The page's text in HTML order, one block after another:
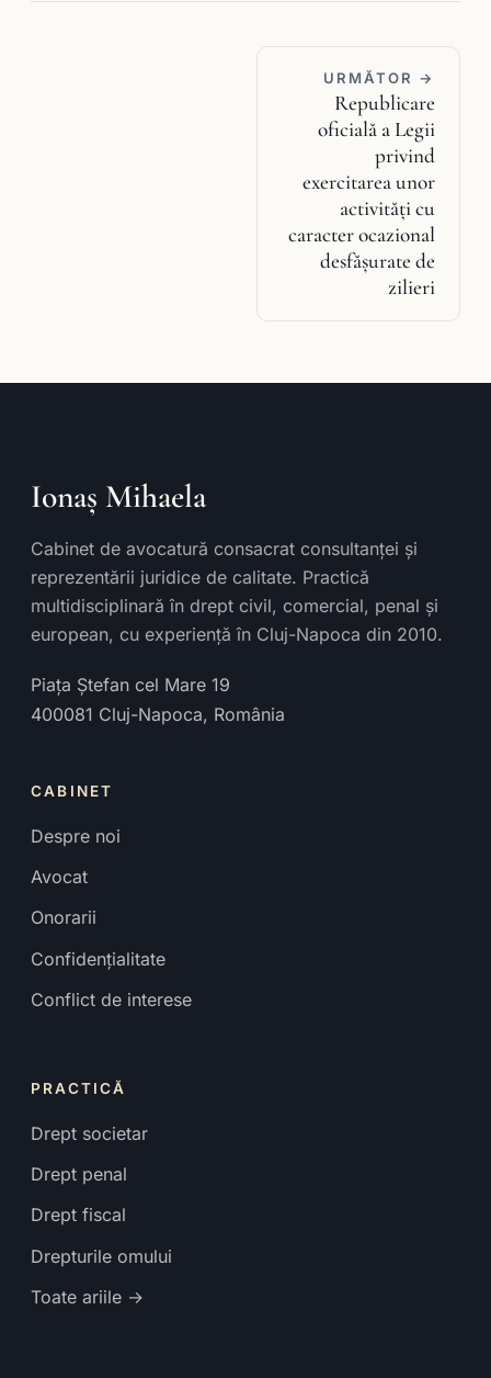
URMĂTOR →
Republicare
oficială a Legii
privind
exercitarea unor
activităţi cu
caracter ocazional
desfăşurate de
zilieri
Ionaș Mihaela
Cabinet de avocatură consacrat consultanței și
reprezentării juridice de calitate. Practică
multidisciplinară în drept civil, comercial, penal și
european, cu experiență în Cluj-Napoca din 2010.
Piața Ștefan cel Mare 19
400081 Cluj-Napoca, România
CABINET
Despre noi
Avocat
Onorarii
Confidențialitate
Conflict de interese
PRACTICĂ
Drept societar
Drept penal
Drept fiscal
Drepturile omului
Toate ariile →